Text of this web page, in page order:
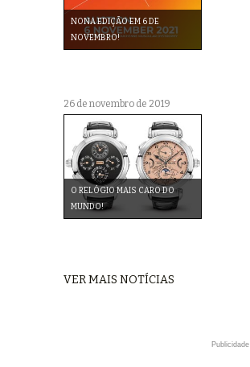
NONA EDIÇÃO EM 6 DE
NOVEMBRO!
26 de novembro de 2019
O RELÓGIO MAIS CARO DO
MUNDO!
VER MAIS NOTÍCIAS
Publicidade